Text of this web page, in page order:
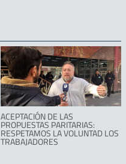
ACEPTACIÓN DE LAS
PROPUESTAS PARITARIAS:
RESPETAMOS LA VOLUNTAD LOS
TRABAJADORES